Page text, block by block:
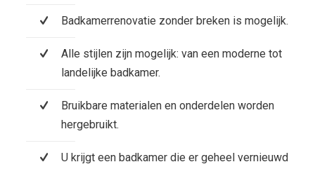
Badkamerrenovatie zonder breken is mogelijk.
Alle stijlen zijn mogelijk: van een moderne tot
landelijke badkamer.
Bruikbare materialen en onderdelen worden
hergebruikt.
U krijgt een badkamer die er geheel vernieuwd